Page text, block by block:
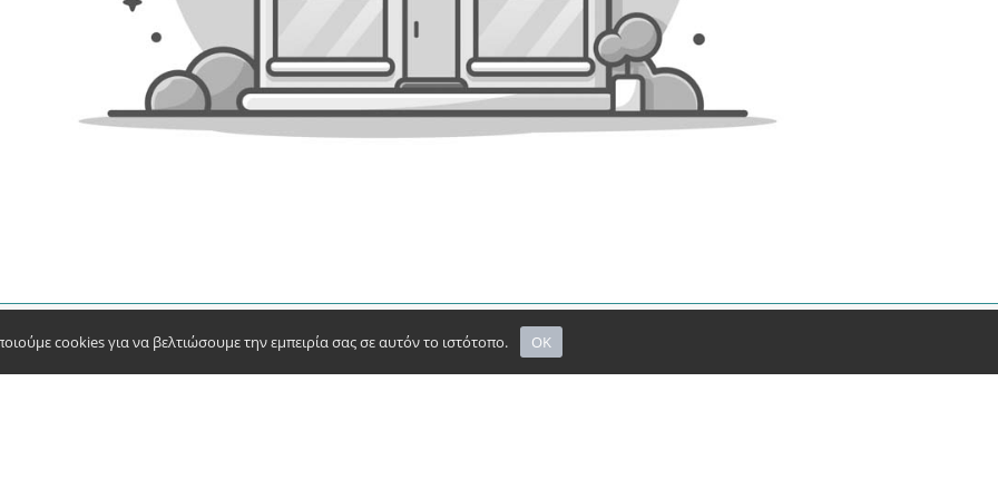
cookies για να βελτιώσουμε την εμπειρία σας σε αυτόν το ιστότοπο. OK
ΕΠΙΚΟΙΝΩΝΗΣΤΕ ΜΑΖΙ ΜΑΣ
ΜΕΙΝΕΤΕ ΕΝΗΜΕΡΩΜΕΝΟΙ